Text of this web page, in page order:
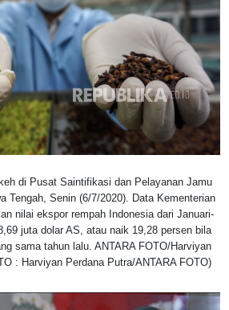
di Pusat Saintifikasi dan Pelayanan Jamu
Tengah, Senin (6/7/2020). Data Kementerian
nilai ekspor rempah Indonesia dari Januari-
juta dolar AS, atau naik 19,28 persen bila
sama tahun lalu. ANTARA FOTO/Harviyan
: Harviyan Perdana Putra/ANTARA FOTO)